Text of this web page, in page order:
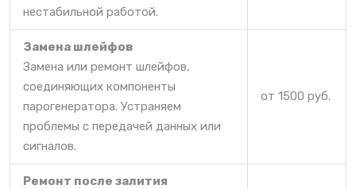
нестабильной работой.
Замена шлейфов
Замена или ремонт шлейфов,
соединяющих компоненты
парогенератора. Устраняем
проблемы с передачей данных или
сигналов.
от 1500 руб.
Ремонт после залития